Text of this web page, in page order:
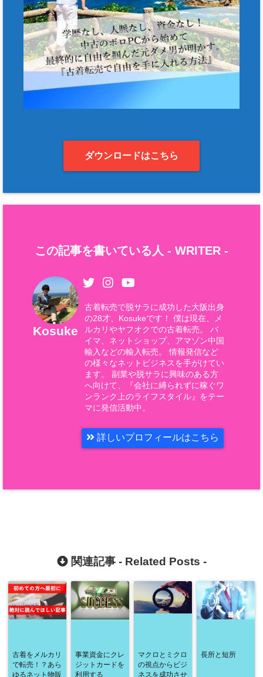
ダウンロードはこちら
この記事を書いている人 - WRITER -
Kosuke
古着転売で脱サラに成功した大阪出身
の28才、Kosukeです！ 僕は現在、メ
ルカリやヤフオクでの古着転売。 バ
イマ、ネットショップ、アマゾン中国
輸入などの輸入転売。 情報発信など
の様々なネットビジネスを手がけてい
ます。 副業や脱サラに興味のある方
へ向けて、『会社に縛られずに稼ぐワ
ンランク上のライフスタイル』をテー
マに発信活動中。
詳しいプロフィールはこちら
関連記事 - Related Posts -
古着をメルカリ
で転売！？あら
ゆるネット物販
事業資金にクレ
ジットカードを
利用する
マクロとミクロ
の視点からビジ
ネスを成功させ
長所と短所